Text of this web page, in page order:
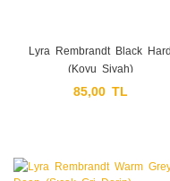
Lyra Rembrandt Black Hard
(Koyu Siyah)
85,00 TL